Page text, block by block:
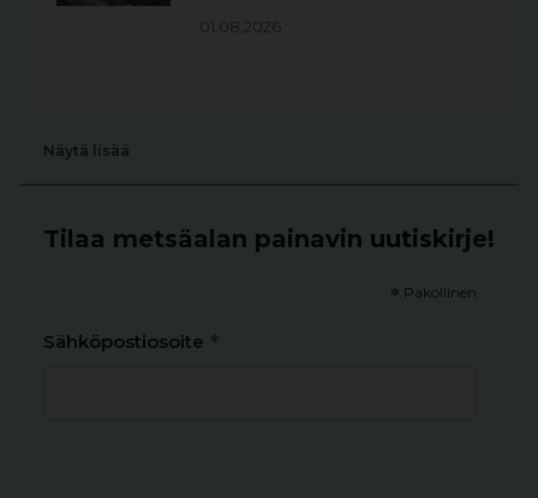
01.08.2026
Näytä lisää
Tilaa metsäalan painavin uutiskirje!
* Pakollinen
Sähköpostiosoite *